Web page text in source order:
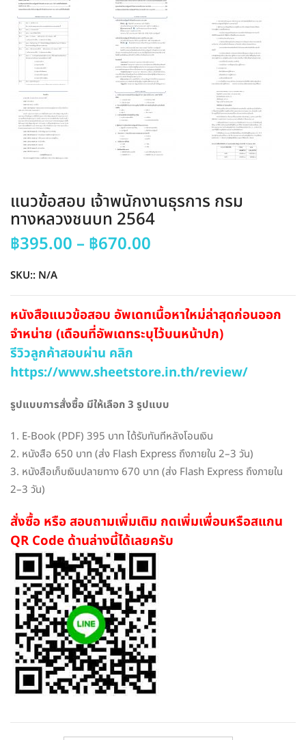
แนวข้อสอบ เจ้าพนักงานธุรการ กรม
ทางหลวงชนบท 2564
฿395.00 – ฿670.00
through
฿670.00
SKU:: N/A
หนังสือแนวข้อสอบ อัพเดทเนื้อหาใหม่ล่าสุดก่อนออก
จำหน่าย (เดือนที่อัพเดทระบุไว้บนหน้าปก)
รีวิวลูกค้าสอบผ่าน คลิก
https://www.sheetstore.in.th/review/
รูปแบบการสั่งซื้อ มีให้เลือก 3 รูปแบบ
1. E-Book (PDF) 395 บาท ได้รับทันทีหลังโอนเงิน
2. หนังสือ 650 บาท (ส่ง Flash Express ถึงภายใน 2–3 วัน)
3. หนังสือเก็บเงินปลายทาง 670 บาท (ส่ง Flash Express ถึงภายใน
2–3 วัน)
สั่งซื้อ หรือ สอบถามเพิ่มเติม กดเพิ่มเพื่อนหรือสแกน
QR Code ด้านล่างนี้ได้เลยครับ